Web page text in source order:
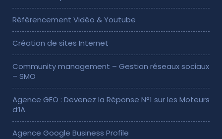
Référencement Vidéo & Youtube
Création de sites Internet
Community management – Gestion réseaux sociaux
– SMO
Agence GEO : Devenez la Réponse N°1 sur les Moteurs
d’IA
Agence Google Business Profile